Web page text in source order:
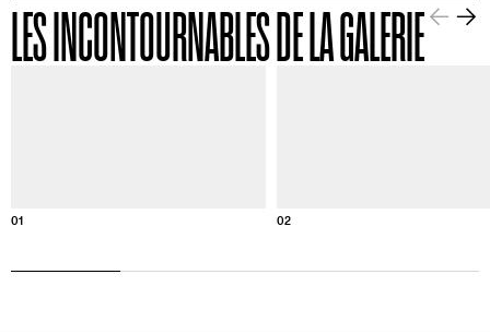
LES INCONTOURNABLES DE LA GALERIE
01 02